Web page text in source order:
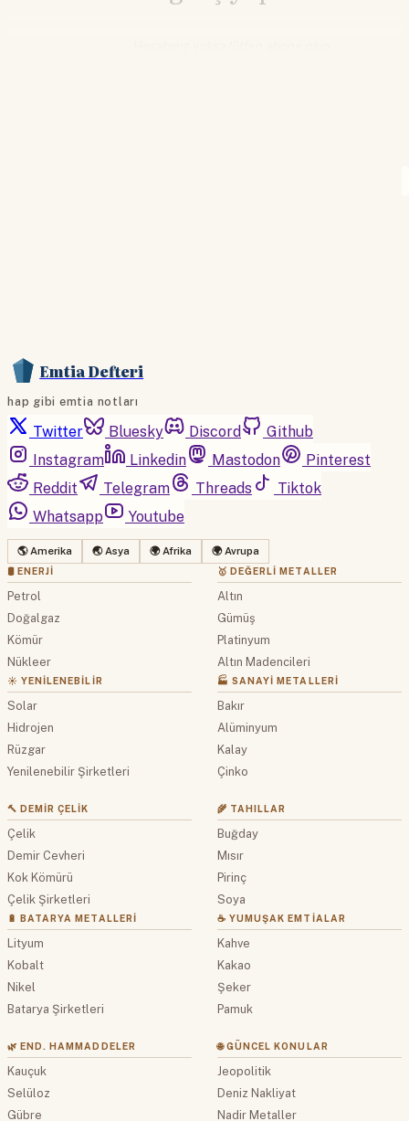
Emtia Defteri
hap gibi emtia notları
Twitter Bluesky Discord
Github
Instagram
Linkedin Mastodon
Pinterest
Reddit
Telegram Threads
Tiktok
Whatsapp
Youtube
🌎 Amerika 🌏 Asya 🌍 Afrika 🌍 Avrupa
🛢 ENERJI
Petrol
Doğalgaz
Kömür
Nükleer
☀️ YENILENEBILIR
Solar
Hidrojen
Rüzgar
Yenilenebilir Şirketleri
🥇 DEĞERLI METALLER
Altın
Gümüş
Platinyum
Altın Madencileri
🏭 SANAYI METALLERI
Bakır
Alüminyum
Kalay
Çinko
🔨 DEMIR ÇELIK
Çelik
Demir Cevheri
Kok Kömürü
Çelik Şirketleri
🔋 BATARYA METALLERI
Lityum
Kobalt
Nikel
Batarya Şirketleri
🌾 TAHILLAR
Buğday
Mısır
Pirinç
Soya
☕ YUMUŞAK EMTIALAR
Kahve
Kakao
Şeker
Pamuk
🌿 END. HAMMADDELER
Kauçuk
Selüloz
Gübre
🌐 GÜNCEL KONULAR
Jeopolitik
Deniz Nakliyat
Nadir Metaller